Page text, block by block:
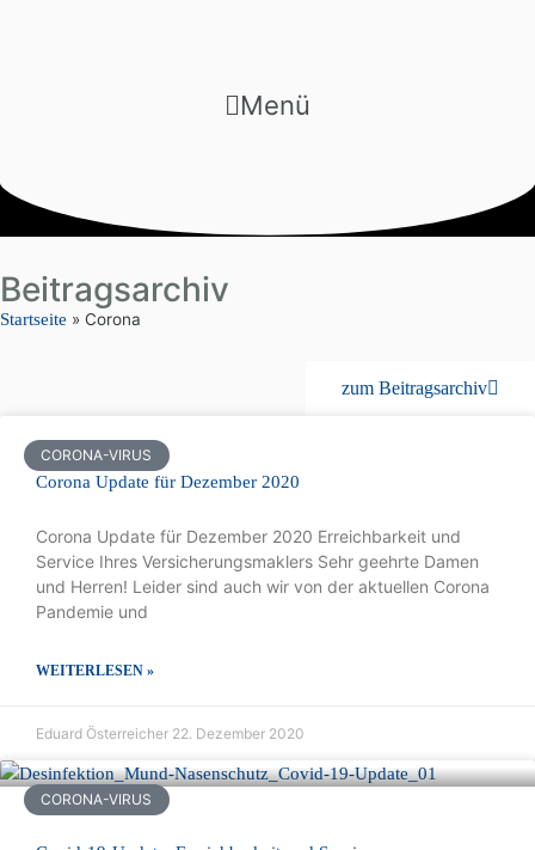
Menü
Beitragsarchiv
Startseite » Corona
zum Beitragsarchiv
CORONA-VIRUS
Corona Update für Dezember 2020
Corona Update für Dezember 2020 Erreichbarkeit und
Service Ihres Versicherungsmaklers Sehr geehrte Damen
und Herren! Leider sind auch wir von der aktuellen Corona
Pandemie und
WEITERLESEN »
Eduard Österreicher 22. Dezember 2020
CORONA-VIRUS